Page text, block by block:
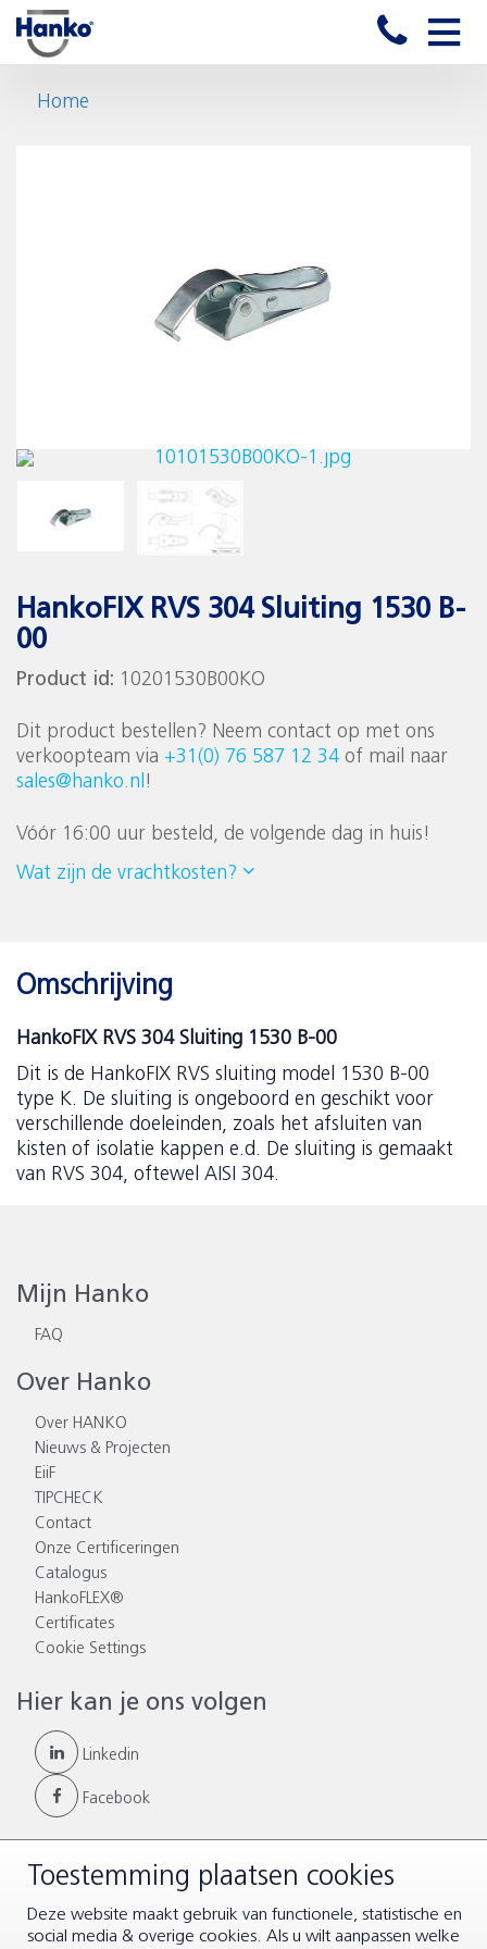
Toggle
Home
HankoFIX RVS 304 Sluiting 1530 B-
00
Product id: 10201530B00KO
Dit product bestellen? Neem contact op met ons
verkoopteam via +31(0) 76 587 12 34 of mail naar
sales@hanko.nl!
Vóór 16:00 uur besteld, de volgende dag in huis!
Wat zijn de vrachtkosten?
Omschrijving
HankoFIX RVS 304 Sluiting 1530 B-00
Dit is de HankoFIX RVS sluiting model 1530 B-00
type K. De sluiting is ongeboord en geschikt voor
verschillende doeleinden, zoals het afsluiten van
kisten of isolatie kappen e.d. De sluiting is gemaakt
van RVS 304, oftewel AISI 304.
Mijn Hanko
FAQ
Over Hanko
Over HANKO
Nieuws & Projecten
EiiF
TIPCHECK
Contact
Onze Certificeringen
Catalogus
HankoFLEX®
Certificates
Cookie Settings
Hier kan je ons volgen
Linkedin
Facebook
© Copyright 2026 |Algemene voorwaarden |Disclaimer &
Privacy
Toestemming plaatsen cookies
Deze website maakt gebruik van functionele, statistische en
social media & overige cookies. Als u wilt aanpassen welke